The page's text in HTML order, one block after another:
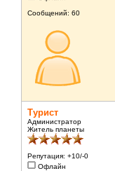
Сообщений: 60
Турист
Администратор
Житель планеты
Репутация: +10/-0
Офлайн